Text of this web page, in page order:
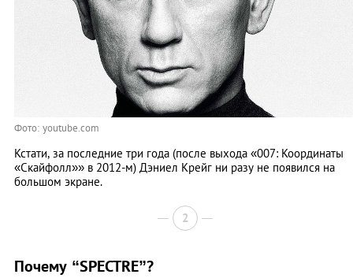
Фото: youtube.com
Кстати, за последние три года (после выхода «007: Координаты
«Скайфолл»» в 2012-м) Дэниел Крейг ни разу не появился на
большом экране.
2
Почему “SPECTRE”?